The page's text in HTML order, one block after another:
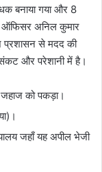
बनाया गया और 8
ऑफिसर अनिल कुमार
ने प्रशासन से मदद की
और परेशानी में है।
को पकड़ा।
जहाँ यह अपील भेजी